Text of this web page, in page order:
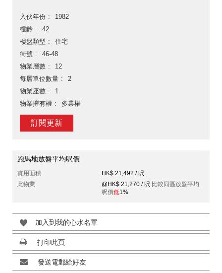
入伙年份
1982
樓齡
42
樓盤類型
住宅
街號
46-48
物業層數
12
每層單位數量
2
物業座數
1
物業擁有權
多業權
訂閱更新
跑馬地放盤平均呎價
實用面積
HK$ 21,492 / 呎
此物業
@HK$ 21,270 / 呎 比較同區放盤平均
呎價低1%
加入到我的心水名單
打印此頁
發送電郵給好友